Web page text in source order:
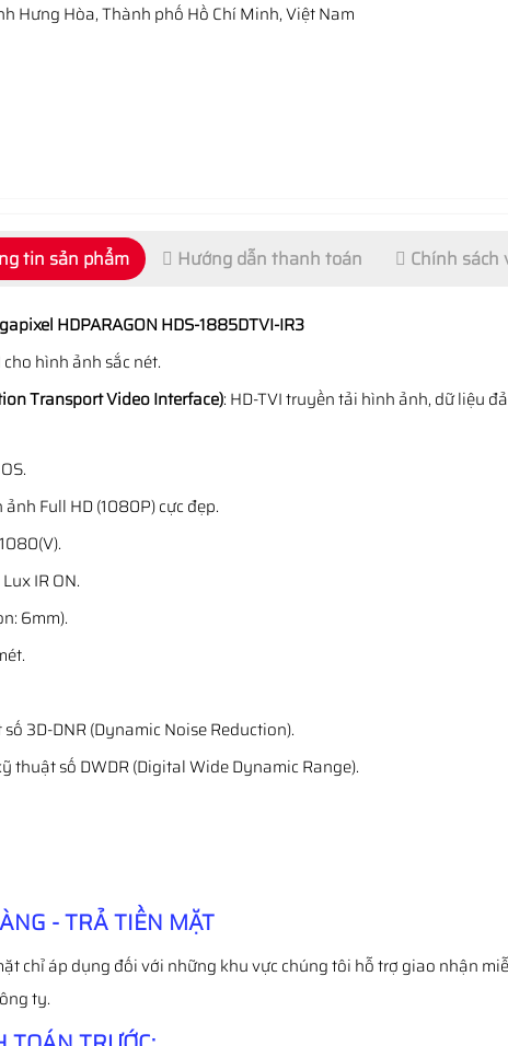
Hưng Hòa, Thành phố Hồ Chí Minh, Việt Nam
tin sản phẩm Hướng dẫn thanh toán Chính sách
HDPARAGON HDS-1885DTVI-IR3
hình ảnh sắc nét.
Transport Video Interface): HD-TVI truyền tải hình ảnh, dữ liệu
Full HD (1080P) cực đẹp.
IR ON.
6mm).
3D-DNR (Dynamic Noise Reduction).
số DWDR (Digital Wide Dynamic Range).
- TRẢ TIỀN MẶT
chỉ áp dụng đối với những khu vực chúng tôi hỗ trợ giao nhận
ty.